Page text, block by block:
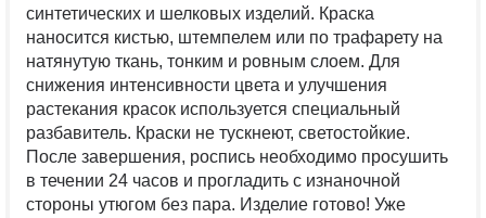
синтетических и шелковых изделий. Краска
наносится кистью, штемпелем или по трафарету на
натянутую ткань, тонким и ровным слоем. Для
снижения интенсивности цвета и улучшения
растекания красок используется специальный
разбавитель. Краски не тускнеют, светостойкие.
После завершения, роспись необходимо просушить
в течении 24 часов и прогладить с изнаночной
стороны утюгом без пара. Изделие готово! Уже